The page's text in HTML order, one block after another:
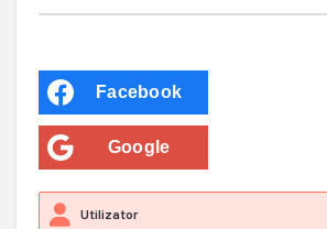
Facebook
Google